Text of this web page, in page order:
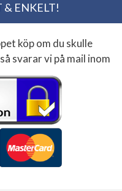
& ENKELT!
köp om du skulle
svarar vi på mail inom